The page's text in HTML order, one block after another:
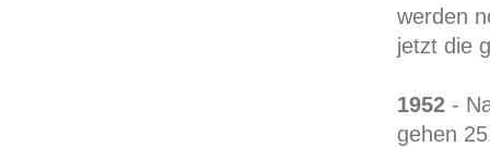
werden
jetzt die
1952 -
gehen